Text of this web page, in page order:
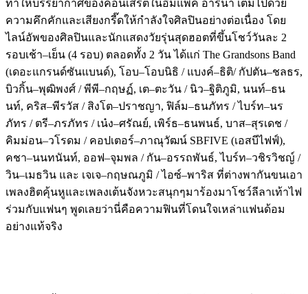
ทำให้บรรยากาศของคอนเสิร์ตในอิมแพค อารีน่า เต็มไปด้วย
ความคึกคักและเสียงกรี๊ดให้กำลังใจศิลปินอย่างต่อเนื่อง โดย
ไลน์อัพของศิลปินและนักแสดงวัยรุ่นสุดฮอตที่ขึ้นโชว์วันละ 2
รอบเช้า–เย็น (4 รอบ) ตลอดทั้ง 2 วัน ได้แก่ The Grandsons Band
(เดอะแกรนด์ซันแบนด์), โอบ–โอบนิธิ / แบงค์–ธิติ/ กัปตัน–ชลธร,
บิวกิ้น–พุฒิพงศ์ /พีพี–กฤษฏ์, เต–ตะวัน / นิว–ฐิติภูมิ, นนท์–ธน
นท์, คริส–พีรวัส / สิงโต–ปราชญา, ฟิล์ม–ธนภัทร /ไบร์ท–นร
ภัทร / ตรี–ภรภัทร / เน๋ง–ศรัณย์, เพิร์ธ–ธนพนธ์, บาส–สุรเดช /
คิมม่อน–วโรดม / คอปเตอร์–ภาณุวัฒน์ SBFIVE (เอสบีไฟฟ์),
คชา–นนทนันท์, ออฟ–จุมพล / กัน–อรรถพันธ์,ไบร์ท–วชิรวิชญ์ /
วิน–เมธวิน และ เจเจ–กฤษณภูมิ /ไอซ์–พาริส ที่ต่างพากันขนเอา
เพลงฮิตคุ้นหูและเพลงเต้นจังหวะสนุกๆมาร้องมาโชว์ลีลาเท้าไฟ
ร่วมกับแฟนๆ พูดเลยว่านี่คือความฟินที่โดนใจเหล่าแฟนด้อม
อย่างแท้จริง